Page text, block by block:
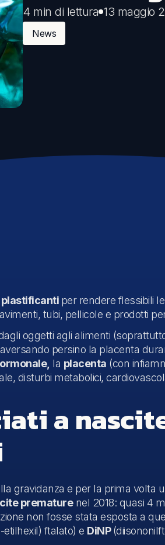
sostenibili
la sostenibilità
4 min di lettura 13 maggio
News
plastificanti per rendere flessibili
tubi, pellicole e prodotti
oggetti agli alimenti
persino la placenta
la placenta (con
disturbi metabolici,
a
gravidanza e per la prima volta
prematurenel 2018: quasi 4
non fosse stata esposta a
ftalato) e DiNP